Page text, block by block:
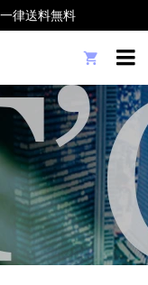
律送料無料
